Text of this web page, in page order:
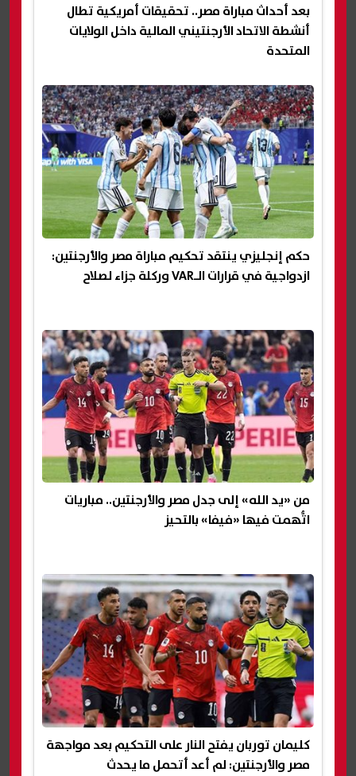
بعد أحداث مباراة مصر.. تحقيقات أمريكية تطال
أنشطة الاتحاد الأرجنتيني المالية داخل الولايات
المتحدة
حكم إنجليزي ينتقد تحكيم مباراة مصر والأرجنتين:
ازدواجية في قرارات الـVAR وركلة جزاء لصلاح
من «يد الله» إلى جدل مصر والأرجنتين.. مباريات
اتُّهمت فيها «فيفا» بالتحيز
كليمان توربان يفتح النار على التحكيم بعد مواجهة
مصر والأرجنتين: لم أعد أتحمل ما يحدث